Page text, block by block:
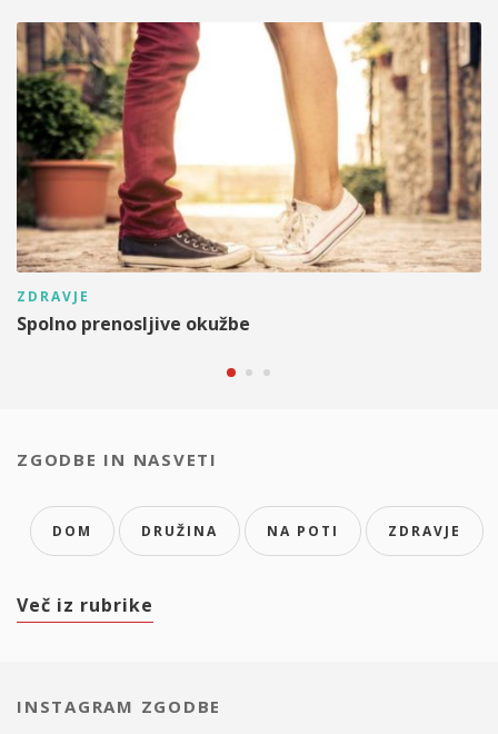
ZDRAVJE
Spolno prenosljive okužbe
ZGODBE IN NASVETI
DOM DRUŽINA NA POTI ZDRAVJE
Več iz rubrike
INSTAGRAM ZGODBE